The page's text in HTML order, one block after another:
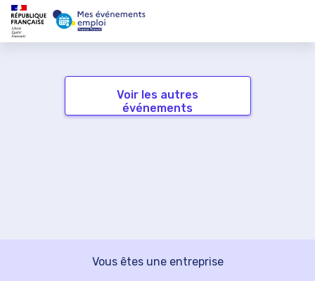
Voir les autres
événements
Vous êtes une entreprise